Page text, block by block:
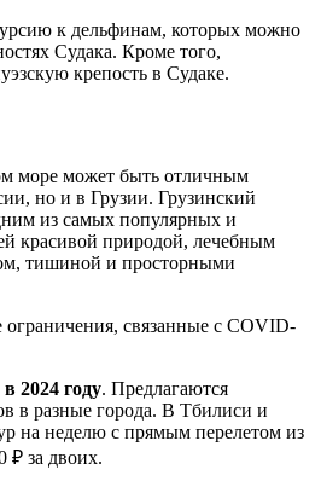
к дельфинам, которых можно
Судака. Кроме того,
крепость в Судаке.
море может быть отличным
но и в Грузии. Грузинский
из самых популярных и
красивой природой, лечебным
тишиной и просторными
ограничения, связанные с COVID-
2024 году. Предлагаются
в разные города. В Тбилиси и
на неделю с прямым перелетом из
₽ за двоих.